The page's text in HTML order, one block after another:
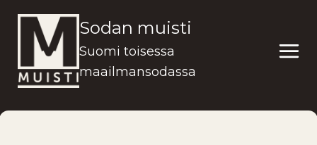
sisältöön
Sodan muisti
Suomi toisessa
maailmansodassa